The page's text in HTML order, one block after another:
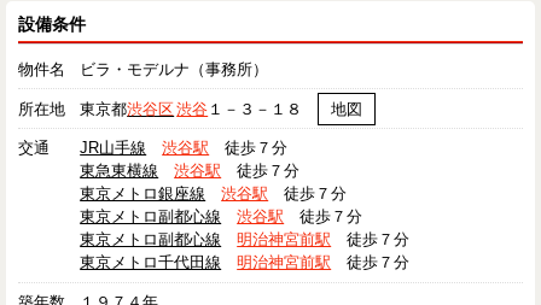
設備条件
物件名 ビラ・モデルナ（事務所）
所在地 東京都渋谷区渋谷 １－３－１８ 地図
交通 JR山手線 渋谷駅 徒歩７分
東急東横線
渋谷駅 徒歩７分
東京メトロ銀座線
渋谷駅 徒歩７分
東京メトロ副都心線
渋谷駅 徒歩７分
東京メトロ副都心線
明治神宮前駅 徒歩７分
東京メトロ千代田線
明治神宮前駅 徒歩７分